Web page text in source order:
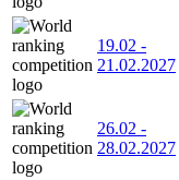
19.02 -
21.02.2027
26.02 -
28.02.2027